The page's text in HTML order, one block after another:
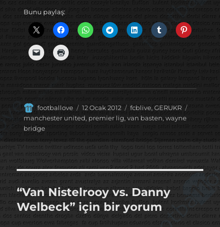
Bunu paylaş:
Yazar
footballove
Yayın
tarihi
12 Ocak 2012 Kategoriler
fcblive, GERUKR
manchester united, premier lig, van basten, wayne
bridge
“Van Nistelrooy vs. Danny
Welbeck” için bir yorum